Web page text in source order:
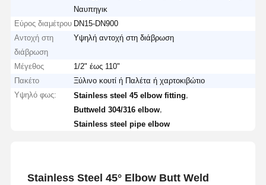
Ναυπηγικ
Εύρος διαμέτρου DN15-DN900
Αντοχή στη
διάβρωση
Υψηλή αντοχή στη διάβρωση
Μέγεθος
1/2" έως 110"
Πακέτο
Ξύλινο κουτί ή Παλέτα ή χαρτοκιβώτιο
Υψηλό φως:
Stainless steel 45 elbow fitting
Buttweld 304/316 elbow
Stainless steel pipe elbow
Stainless Steel 45° Elbow Butt Weld